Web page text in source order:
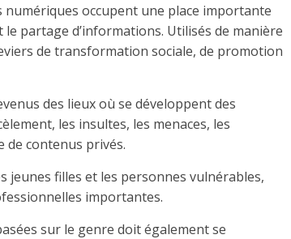
numériques occupent une place importante
partage d’informations. Utilisés de manière
de transformation sociale, de promotion
des lieux où se développent des
les insultes, les menaces, les
de contenus privés.
jeunes filles et les personnes vulnérables,
importantes.
sur le genre doit également se